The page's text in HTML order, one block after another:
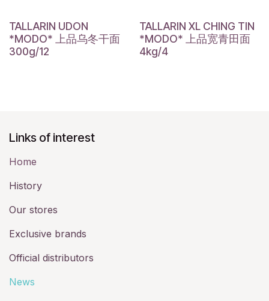
TALLARIN UDON
*MODO* 上品乌冬干面
300g/12
TALLARIN XL CHING TIN
*MODO* 上品宽青田面
4kg/4
Links of interest
Home
History​
Our stores
Exclusive brands
Official distributors
News